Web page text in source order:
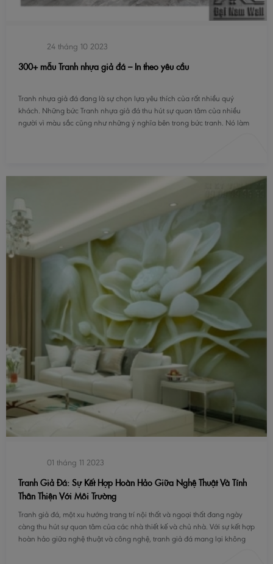
24 tháng 10 2023
300+ mẫu Tranh nhựa giả đá – In theo yêu cầu
Tranh nhựa giả đá đang là sự chọn lựa yêu thích của rất nhiều quý
khách. Những bức Tranh nhựa giả đá thu hút sự quan tâm của nhiều
người vì màu sắc cũng như những ý nghĩa bên trong bức tranh. Nó làm
01 tháng 11 2023
Tranh Giả Đá: Sự Kết Hợp Hoàn Hảo Giữa Nghệ Thuật Và Tính
Thân Thiện Với Môi Trường
Tranh giả đá, một xu hướng trang trí nội thất và ngoại thất đang ngày
càng thu hút sự quan tâm của các nhà thiết kế và chủ nhà. Với sự kết hợp
hoàn hảo giữa nghệ thuật và công nghệ, tranh giả đá mang lại không